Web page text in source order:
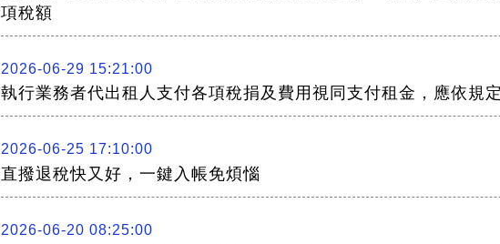
項稅額
2026-06-29 15:21:00
執行業務者代出租人支付各項稅捐及費用視同支付租金，應依規
2026-06-25 17:10:00
直撥退稅快又好，一鍵入帳免煩惱
2026-06-20 08:25:00